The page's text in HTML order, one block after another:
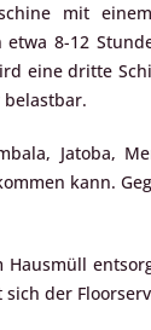
mit
8-12
eine dritte
belastbar.
Jatoba,
kann.
der